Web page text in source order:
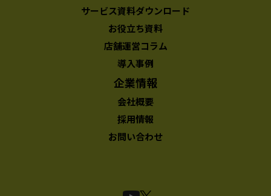
サービス資料ダウンロード
お役立ち資料
店舗運営コラム
導入事例
企業情報
会社概要
採用情報
お問い合わせ